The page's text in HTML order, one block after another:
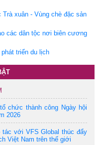
xuân - Vùng chè đặc sản
các dân tộc nơi biên cương
triển du lịch
chức thành công Ngày hội
2026
với VFS Global thúc đẩy
Việt Nam trên thế giới